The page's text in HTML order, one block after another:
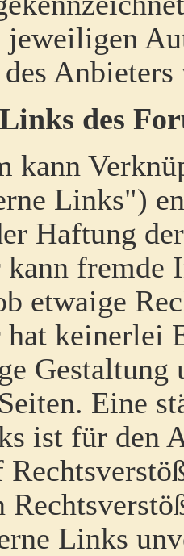
jeweiligen
Anbieters
des
kann
Links")
Haftung
fremde
etwaige
keinerlei
Gestaltung
Eine
ist für den
Links